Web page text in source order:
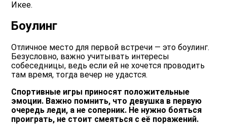
Икее.
Боулинг
Отличное место для первой встречи — это боулинг.
Безусловно, важно учитывать интересы
собеседницы, ведь если ей не хочется проводить
там время, тогда вечер не удастся.
Спортивные игры приносят положительные
эмоции. Важно помнить, что девушка в первую
очередь леди, а не соперник. Не нужно бояться
проиграть, не стоит смеяться с её поражений.